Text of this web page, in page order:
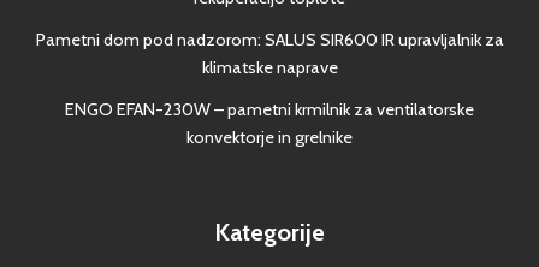
Pametni dom pod nadzorom: SALUS SIR600 IR upravljalnik za
klimatske naprave
ENGO EFAN-230W – pametni krmilnik za ventilatorske
konvektorje in grelnike
Kategorije